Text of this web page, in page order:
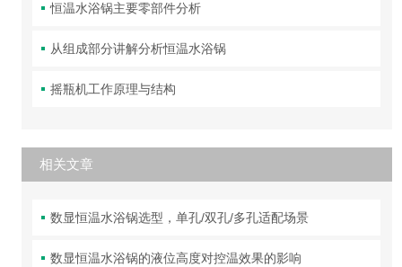
恒温水浴锅主要零部件分析
从组成部分讲解分析恒温水浴锅
摇瓶机工作原理与结构
相关文章
数显恒温水浴锅选型，单孔/双孔/多孔适配场景
数显恒温水浴锅的液位高度对控温效果的影响